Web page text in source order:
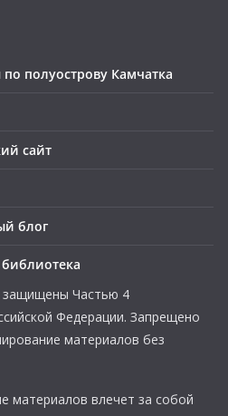
полуострову Камчатка
сайт
блог
защищены Частью 4
Федерации. Запрещено
материалов без
материалов влечет за собой